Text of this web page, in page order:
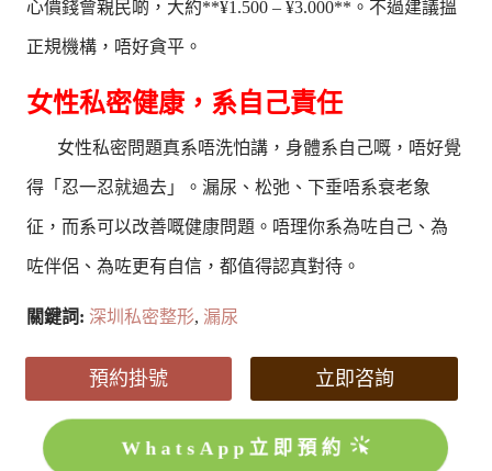
心價錢會親民啲，大約**¥1.500 – ¥3.000**。不過建議搵
正規機構，唔好貪平。
女性私密健康，系自己責任
女性私密問題真系唔洗怕講，身體系自己嘅，唔好覺
得「忍一忍就過去」。漏尿、松弛、下垂唔系衰老象
征，而系可以改善嘅健康問題。唔理你系為咗自己、為
咗伴侶、為咗更有自信，都值得認真對待。
關鍵詞:深圳私密整形, 漏尿
預約掛號 立即咨詢
WhatsApp立即預約